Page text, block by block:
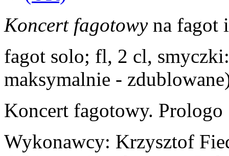
Koncert fagotowyna fagot
fagot solo; fl, 2 cl,
maksymalnie -
Koncert fagotowy. Prologo
Wykonawcy: Krzysztof